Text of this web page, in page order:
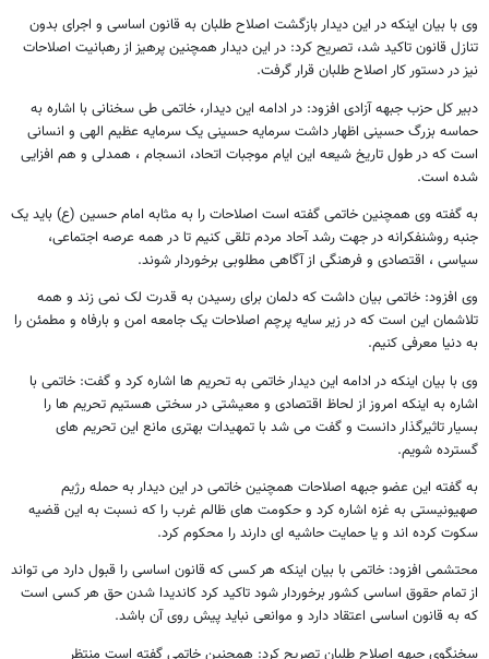
وی با بیان اینکه در این دیدار بازگشت اصلاح طلبان به قانون اساسی و اجرای بدون
تنازل قانون تاکید شد، تصریح کرد: در این دیدار همچنین پرهیز از رهبانیت اصلاحات
نیز در دستور کار اصلاح طلبان قرار گرفت.
دبیر کل حزب جبهه آزادی افزود: در ادامه این دیدار، خاتمی طی سخنانی با اشاره به
حماسه بزرگ حسینی اظهار داشت سرمایه حسینی یک سرمایه عظیم الهی و انسانی
است که در طول تاریخ شیعه این ایام موجبات اتحاد، انسجام ، همدلی و هم افزایی
شده است.
به گفته وی همچنین خاتمی گفته است اصلاحات را به مثابه امام حسین (ع) باید یک
جنبه روشنفکرانه در جهت رشد آحاد مردم تلقی کنیم تا در همه عرصه اجتماعی،
سیاسی ، اقتصادی و فرهنگی از آگاهی مطلوبی برخوردار شوند.
وی افزود: خاتمی بیان داشت که دلمان برای رسیدن به قدرت لک نمی زند و همه
تلاشمان این است که در زیر سایه پرچم اصلاحات یک جامعه امن و بارفاه و مطمئن را
به دنیا معرفی کنیم.
وی با بیان اینکه در ادامه این دیدار خاتمی به تحریم ها اشاره کرد و گفت: خاتمی با
اشاره به اینکه امروز از لحاظ اقتصادی و معیشتی در سختی هستیم تحریم ها را
بسیار تاثیرگذار دانست و گفت می شد با تمهیدات بهتری مانع این تحریم های
گسترده شویم.
به گفته این عضو جبهه اصلاحات همچنین خاتمی در این دیدار به حمله رژیم
صهیونیستی به غزه اشاره کرد و حکومت های ظالم غرب را که نسبت به این قضیه
سکوت کرده اند و یا حمایت حاشیه ای دارند را محکوم کرد.
محتشمی افزود: خاتمی با بیان اینکه هر کسی که قانون اساسی را قبول دارد می تواند
از تمام حقوق اساسی کشور برخوردار شود تاکید کرد کاندیدا شدن حق هر کسی است
که به قانون اساسی اعتقاد دارد و موانعی نباید پیش روی آن باشد.
سخنگوی جبهه اصلاح طلبان تصریح کرد: همچنین خاتمی گفته است منتظر